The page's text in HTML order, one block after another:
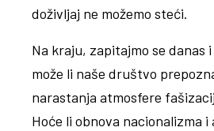
doživljaj ne možemo steći.
Na kraju, zapitajmo se danas
može li naše društvo
narastanja atmosfere
Hoće li obnova nacionalizma